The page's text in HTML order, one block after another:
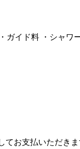
イド料 ・シャワ
お支払いただきま